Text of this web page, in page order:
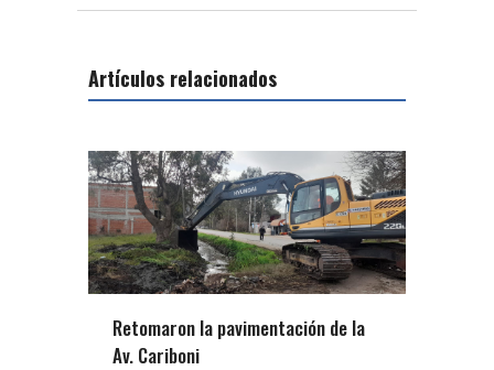
Artículos relacionados
Retomaron la pavimentación de la
Av. Cariboni